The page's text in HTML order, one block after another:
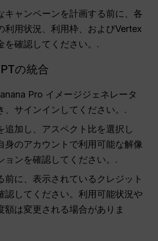
キャンペーンを計画する前に、各
利用状況、利用枠、およびVertex
を確認してください。.
の統合
Pro イメージジェネレータ
、サインインしてください。.
追加し、アスペクト比を選択し
身のアカウントで利用可能な解像
ョンを確認してください。.
前に、表示されているクレジット
認してください。利用可能状況や
額は変更される場合がありま